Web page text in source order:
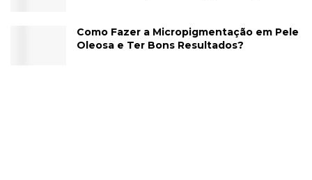
Como Fazer a Micropigmentação em Pele
Oleosa e Ter Bons Resultados?